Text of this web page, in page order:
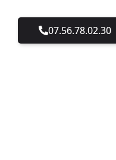
07.56.78.02.30